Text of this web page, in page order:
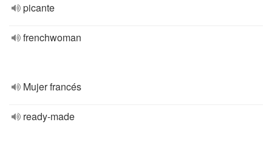
picante
frenchwoman
Mujer francés
ready-made